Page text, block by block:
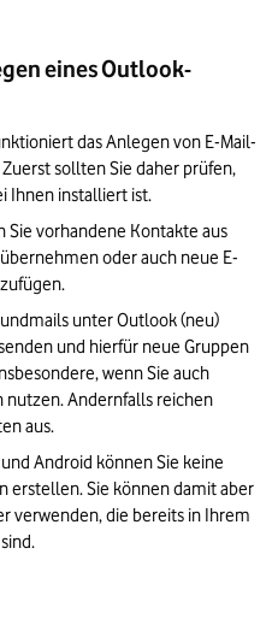
eines Outlook-
das Anlegen von E-Mail-
sollten Sie daher prüfen,
Ihnen installiert ist.
vorhandene Kontakte aus
oder auch neue E-
unter Outlook (neu)
und hierfür neue Gruppen
wenn Sie auch
Andernfalls reichen
aus.
Android können Sie keine
erstellen. Sie können damit aber
verwenden, die bereits in Ihrem